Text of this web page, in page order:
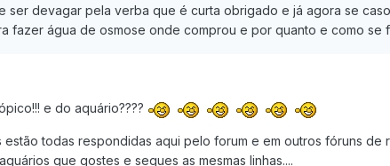
ser devagar pela verba que é curta obrigado e já agora se
fazer água de osmose onde comprou e por quanto e como se
e do aquário????
estão todas respondidas aqui pelo forum e em outros fóruns de
que gostes e segues as mesmas linhas....